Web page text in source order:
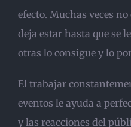
efecto. Muchas veces
deja estar hasta que se
otras lo consigue y lo
El trabajar
eventos le ayuda a
y las reacciones del